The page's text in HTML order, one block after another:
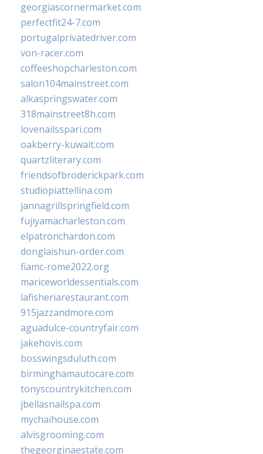
georgiascornermarket.com
perfectfit24-7.com
portugalprivatedriver.com
von-racer.com
coffeeshopcharleston.com
salon104mainstreet.com
alkaspringswater.com
318mainstreet8h.com
lovenailsspari.com
oakberry-kuwait.com
quartzliterary.com
friendsofbroderickpark.com
studiopiattellina.com
jannagrillspringfield.com
fujiyamacharleston.com
elpatronchardon.com
donglaishun-order.com
fiamc-rome2022.org
mariceworldessentials.com
lafisheriarestaurant.com
915jazzandmore.com
aguadulce-countryfair.com
jakehovis.com
bosswingsduluth.com
birminghamautocare.com
tonyscountrykitchen.com
jbellasnailspa.com
mychaihouse.com
alvisgrooming.com
thegeorginaestate.com